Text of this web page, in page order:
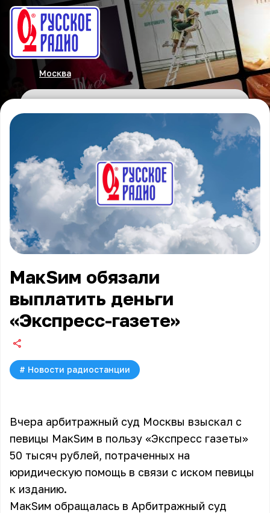
Москва
МакSим обязали
выплатить деньги
«Экспресс-газете»
# Новости радиостанции
Вчера арбитражный суд Москвы взыскал с
певицы МакSим в пользу «Экспресс газеты»
50 тысяч рублей, потраченных на
юридическую помощь в связи с иском певицы
к изданию.
МакSим обращалась в Арбитражный суд